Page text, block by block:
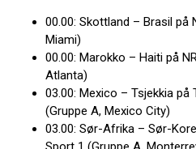
00.00: Skottland – Brasil på
Miami)
00.00: Marokko – Haiti på
Atlanta)
03.00: Mexico – Tsjekkia på
(Gruppe A, Mexico City)
03.00: Sør-Afrika – Sør-